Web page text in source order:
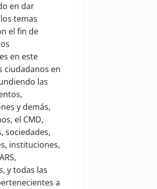
en dar
temas
el fin de
en este
ciudadanos en
las
y demás,
el CMD,
sociedades,
instituciones,
y todas las
a